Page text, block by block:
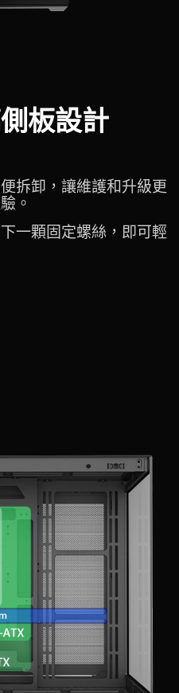
板設計
拆卸，讓維護和升級更
。
一顆固定螺絲，即可輕